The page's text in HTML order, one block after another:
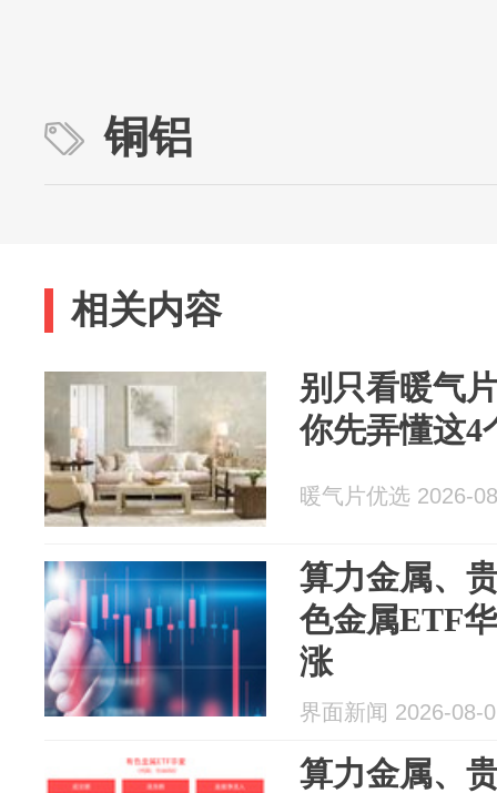
铜铝
相关内容
别只看暖气
你先弄懂这4
暖气片优选 2026-
算力金属、
色金属ETF
涨
界面新闻 2026-08-
算力金属、